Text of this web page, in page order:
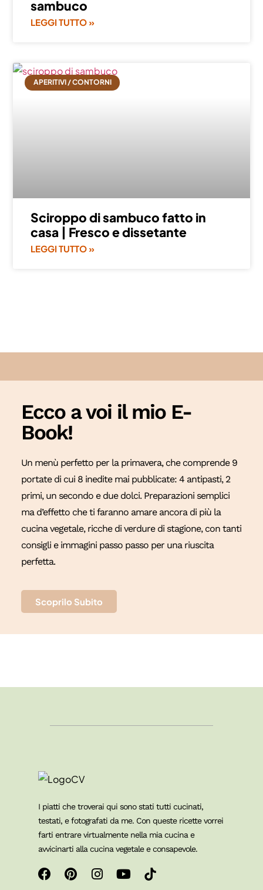
sambuco
LEGGI TUTTO »
APERITIVI / CONTORNI
Sciroppo di sambuco fatto in
casa | Fresco e dissetante
LEGGI TUTTO »
Ecco a voi il mio E-
Book!
Un menù perfetto per la primavera, che comprende 9
portate di cui 8 inedite mai pubblicate: 4 antipasti, 2
primi, un secondo e due dolci. Preparazioni semplici
ma d’effetto che ti faranno amare ancora di più la
cucina vegetale, ricche di verdure di stagione, con tanti
consigli e immagini passo passo per una riuscita
perfetta.
Scoprilo Subito
I piatti che troverai qui sono stati tutti cucinati,
testati, e fotografati da me. Con queste ricette vorrei
farti entrare virtualmente nella mia cucina e
avvicinarti alla cucina vegetale e consapevole.